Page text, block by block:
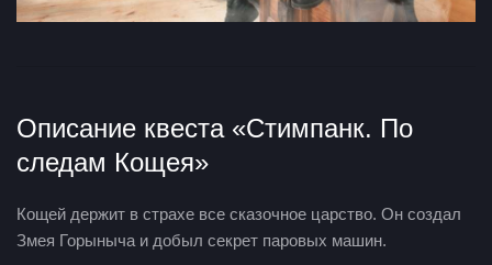
Описание квеста «Стимпанк. По
следам Кощея»
Кощей держит в страхе все сказочное царство. Он создал
Змея Горыныча и добыл секрет паровых машин.